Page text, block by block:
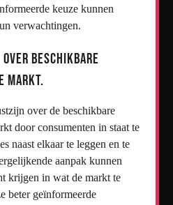
keuze kunnen
verwachtingen.
beschikbare
markt.
over de beschikbare
door consumenten in staat te
naast elkaar te leggen en te
aanpak kunnen
krijgen in wat de markt te
beter geïnformeerde